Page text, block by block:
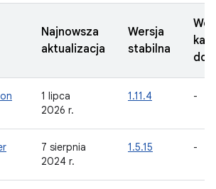
Najnowsza
aktualizacja
Wersja
stabilna
do
1 lipca
2026 r.
1.11.4 -
7 sierpnia
2024 r.
1.5.15 -